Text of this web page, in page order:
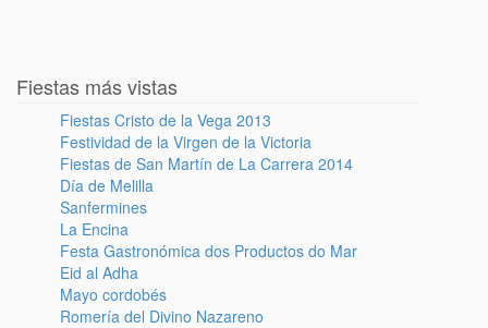
Fiestas más vistas
Fiestas Cristo de la Vega 2013
Festividad de la Virgen de la Victoria
Fiestas de San Martín de La Carrera 2014
Día de Melilla
Sanfermines
La Encina
Festa Gastronómica dos Productos do Mar
Eid al Adha
Mayo cordobés
Romería del Divino Nazareno